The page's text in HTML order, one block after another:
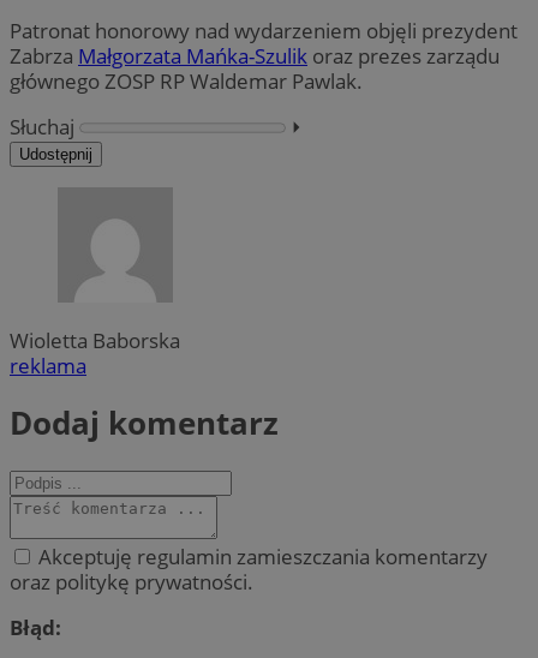
Patronat honorowy nad wydarzeniem objęli prezydent
Zabrza Małgorzata Mańka-Szulik oraz prezes zarządu
głównego ZOSP RP Waldemar Pawlak.
Słuchaj
⏵︎
Udostępnij
Wioletta Baborska
reklama
Dodaj komentarz
Akceptuję regulamin zamieszczania komentarzy
oraz politykę prywatności.
Błąd: